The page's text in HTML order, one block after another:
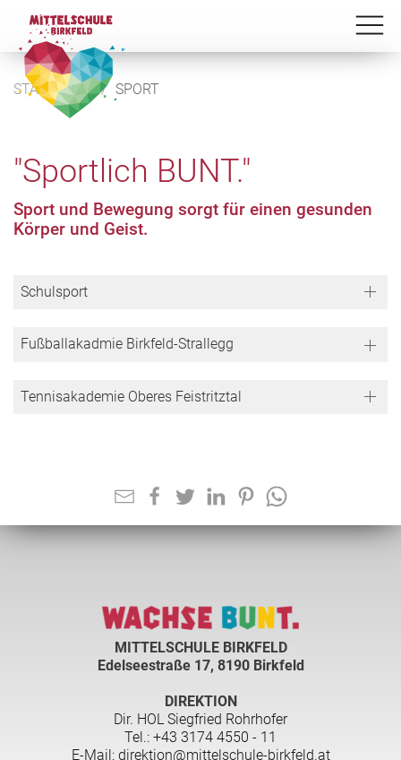
STARTSEITE SPORT
"Sportlich BUNT."
Sport und Bewegung sorgt für einen gesunden
Körper und Geist.
Schulsport
Fußballakadmie Birkfeld-Strallegg
Tennisakademie Oberes Feistritztal
MITTELSCHULE BIRKFELD
Edelseestraße 17, 8190 Birkfeld
DIREKTION
Dir. HOL Siegfried Rohrhofer
Tel.: +43 3174 4550 - 11
E-Mail: direktion@mittelschule-birkfeld.at